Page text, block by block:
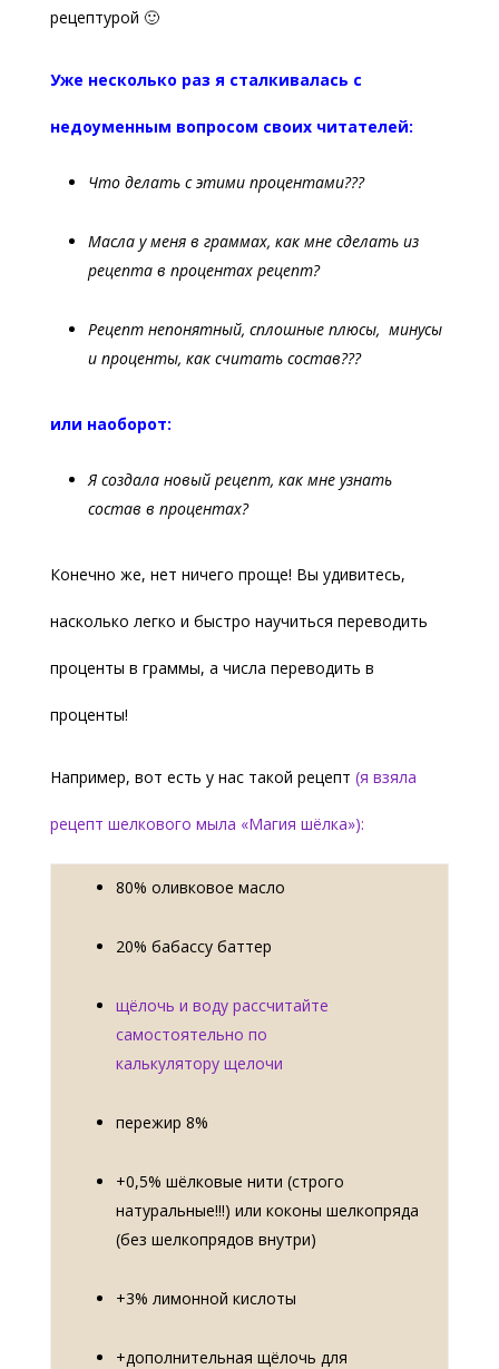
рецептурой 🙂
Уже несколько раз я сталкивалась с
недоуменным вопросом своих читателей:
Что делать с этими процентами???
Масла у меня в граммах, как мне сделать из
рецепта в процентах рецепт?
Рецепт непонятный, сплошные плюсы, минусы
и проценты, как считать состав???
или наоборот:
Я создала новый рецепт, как мне узнать
состав в процентах?
Конечно же, нет ничего проще! Вы удивитесь,
насколько легко и быстро научиться переводить
проценты в граммы, а числа переводить в
проценты!
Например, вот есть у нас такой рецепт (я взяла
рецепт шелкового мыла «Магия шёлка»):
80% оливковое масло
20% бабассу баттер
щёлочь и воду рассчитайте
самостоятельно по
калькуляторущелочи
пережир 8%
+0,5% шёлковые нити (строго
натуральные!!!) или коконы шелкопряда
(без шелкопрядов внутри)
+3% лимонной кислоты
+дополнительная щёлочь для